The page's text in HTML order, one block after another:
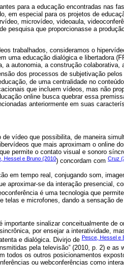
para a educação encontradas nas
em especial para os projetos de
microvídeo, videoaula,
pesquisa que proporcionasse a
trabalhados, consideramos o
uma educação dialógica e libertadora
a autonomia, a construção
dos processos de subjetivação
de uma centralidade no
que incluem vídeos, mas não
online busca quebrar essa
anteriormente em suas
de vídeo que possibilita, de maneira
que mais aproximam o online
permite o contato visual e sonoro
Hessel e Bruno (2010) concordam com Cruz
em tempo real, conjugando som,
aproximar-se da interação presencial,
é uma tecnologia que
telas e microfones, dando a sensação
importante sinalizar conceitualmente de
por ensejar a interatividade,
e dialógica. Divirjo de Pesce, Hessel e
pela televisão” (2010, p. 2) e
todos os outros posicionamentos
ou webconferências como